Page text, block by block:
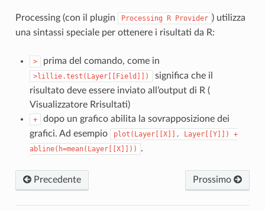
Processing (con il plugin Processing R Provider ) utilizza
una sintassi speciale per ottenere i risultati da R:
> prima del comando, come in
>lillie.test(Layer[[Field]])
significa che il
risultato deve essere inviato all’output di R (
Visualizzatore Rrisultati)
+
dopo un grafico abilita la sovrapposizione dei
grafici. Ad esempio
plot(Layer[[X]], Layer[[Y]])
+
abline(h=mean(Layer[[X]]))
.
Precedente Prossimo